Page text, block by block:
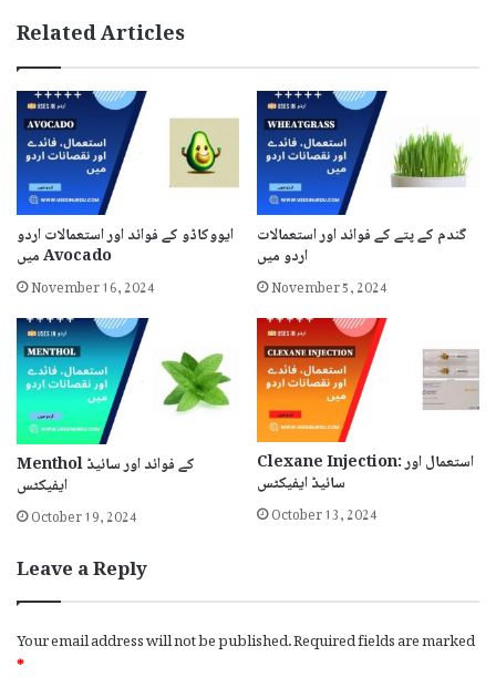
Related Articles
ایووکاڈو کے فوائد اور استعمالات اردو
میں Avocado
November 16, 2024
گندم کے پتے کے فوائد اور استعمالات
اردو میں
November 5, 2024
Menthol کے فوائد اور سائیڈ
ایفیکٹس
October 19, 2024
Clexane Injection: استعمال اور
سائیڈ ایفیکٹس
October 13, 2024
Leave a Reply
Your email address will not be published.Required fields are marked
*